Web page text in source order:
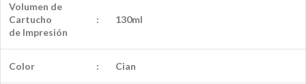
Volumen de
Cartucho
de Impresión
: 130ml
Color : Cian